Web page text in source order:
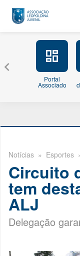
Portal
Associado
Notícias » Esportes
Circuito
tem
ALJ
Delegação